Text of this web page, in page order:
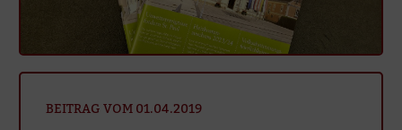
BEITRAG VOM 01.04.2019